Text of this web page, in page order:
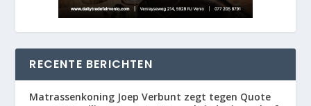
RECENTE BERICHTEN
Matrassenkoning Joep Verbunt zegt tegen Quote